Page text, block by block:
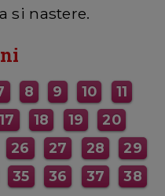
si nastere.
8 9 10
11
17 18 19
20
26 27 28
29
35 36 37
38